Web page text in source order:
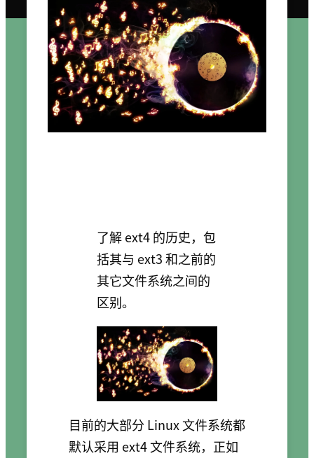
了解 ext4 的历史，包
括其与 ext3 和之前的
其它文件系统之间的
区别。
目前的大部分 Linux 文件系统都
默认采用 ext4 文件系统，正如